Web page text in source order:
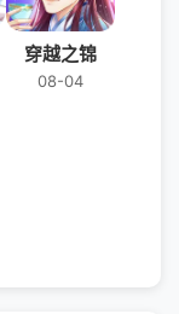
穿越之锦
08-04